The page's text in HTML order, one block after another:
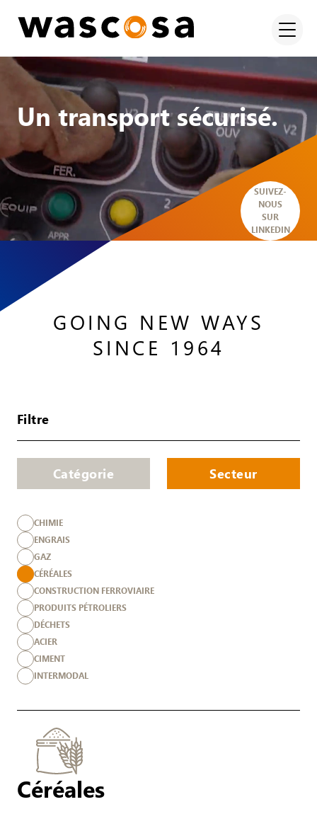
Un transport sécurisé.
SUIVEZ-
NOUS
SUR
LINKEDIN
GOING NEW WAYS
SINCE 1964
Filtre
Catégorie Secteur
CHIMIE
ENGRAIS
GAZ
CÉRÉALES
CONSTRUCTION FERROVIAIRE
PRODUITS PÉTROLIERS
DÉCHETS
ACIER
CIMENT
INTERMODAL
Céréales